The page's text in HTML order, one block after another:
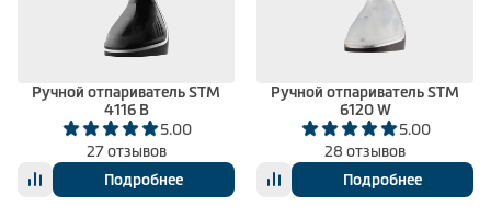
Климатическая техника
Сравнить
Ручной отпариватель STM
4116 B
5.00
27 отзывов
Подробнее
Ручной отпариватель STM
6120 W
5.00
28 отзывов
Подробнее